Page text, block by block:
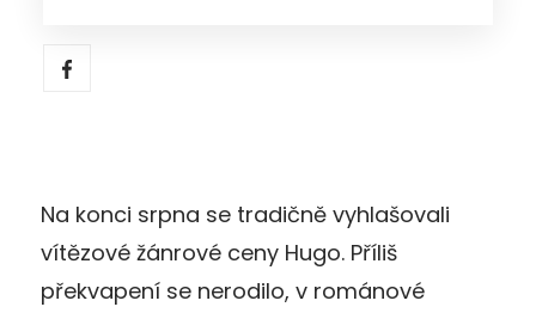
Na konci srpna se tradičně vyhlašovali
vítězové žánrové ceny Hugo. Příliš
překvapení se nerodilo, v románové